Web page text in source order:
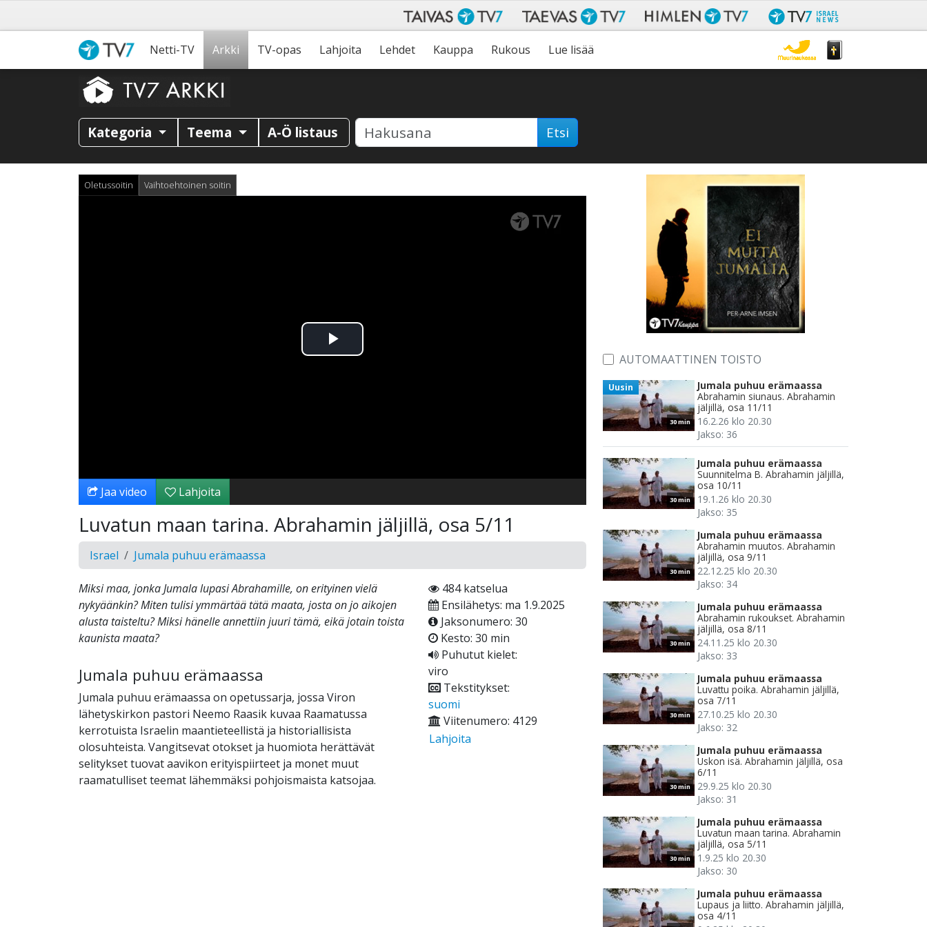
Netti-TV Arkki TV-opas Lahjoita Lehdet Kauppa Rukous Lue lisää
Kategoria Teema A-Ö listaus Etsi
Oletussoitin Vaihtoehtoinen soitin
Toista
Jaa video Lahjoita
Luvatun maan tarina. Abrahamin jäljillä, osa 5/11
Israel Jumala puhuu erämaassa
Miksi maa, jonka Jumala lupasi Abrahamille, on erityinen vielä
nykyäänkin? Miten tulisi ymmärtää tätä maata, josta on jo aikojen
alusta taisteltu? Miksi hänelle annettiin juuri tämä, eikä jotain toista
kaunista maata?
Jumala puhuu erämaassa
Jumala puhuu erämaassa on opetussarja, jossa Viron
lähetyskirkon pastori Neemo Raasik kuvaa Raamatussa
kerrotuista Israelin maantieteellistä ja historiallisista
olosuhteista. Vangitsevat otokset ja huomiota herättävät
selitykset tuovat aavikon erityispiirteet ja monet muut
raamatulliset teemat lähemmäksi pohjoismaista katsojaa.
484 katselua
Ensilähetys: ma 1.9.2025
Jaksonumero: 30
Kesto: 30 min
Puhutut kielet:
viro
Tekstitykset:
suomi
Viitenumero: 4129
Lahjoita
AUTOMAATTINEN TOISTO
30 min
Uusin
Jumala puhuu erämaassa
Abrahamin siunaus. Abrahamin
jäljillä, osa 11/11
16.2.26 klo 20.30
Jakso: 36
30 min
Jumala puhuu erämaassa
Suunnitelma B. Abrahamin jäljillä,
osa 10/11
19.1.26 klo 20.30
Jakso: 35
30 min
Jumala puhuu erämaassa
Abrahamin muutos. Abrahamin
jäljillä, osa 9/11
22.12.25 klo 20.30
Jakso: 34
30 min
Jumala puhuu erämaassa
Abrahamin rukoukset. Abrahamin
jäljillä, osa 8/11
24.11.25 klo 20.30
Jakso: 33
30 min
Jumala puhuu erämaassa
Luvattu poika. Abrahamin jäljillä,
osa 7/11
27.10.25 klo 20.30
Jakso: 32
30 min
Jumala puhuu erämaassa
Uskon isä. Abrahamin jäljillä, osa
6/11
29.9.25 klo 20.30
Jakso: 31
30 min
Jumala puhuu erämaassa
Luvatun maan tarina. Abrahamin
jäljillä, osa 5/11
1.9.25 klo 20.30
Jakso: 30
Jumala puhuu erämaassa
Lupaus ja liitto. Abrahamin jäljillä,
osa 4/11